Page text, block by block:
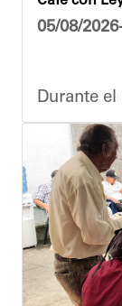
05/08/
Durante
Vladimir
El